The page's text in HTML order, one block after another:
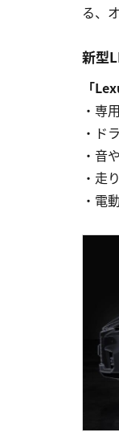
る、
新型
「
・専
・ド
・音
・走
・電